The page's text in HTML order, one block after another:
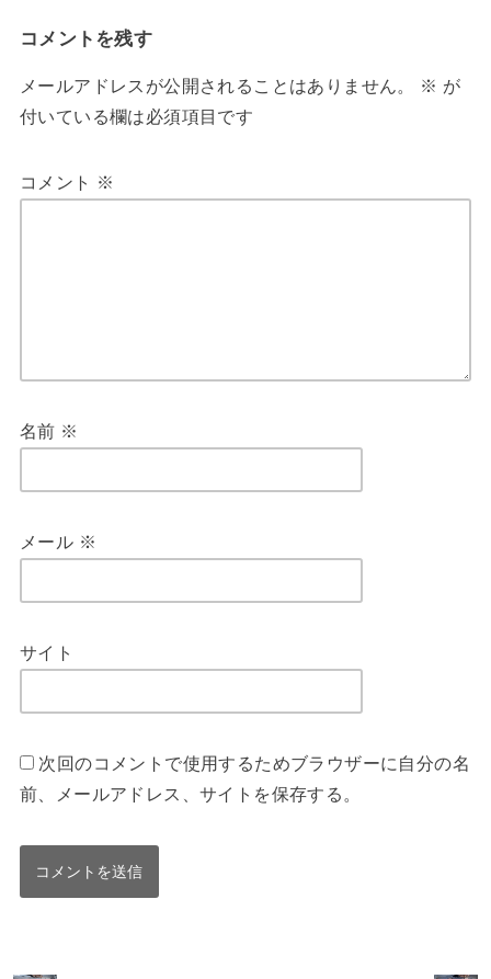
コメントを残す
メールアドレスが公開されることはありません。 ※ が
付いている欄は必須項目です
コメント ※
名前 ※
メール ※
サイト
次回のコメントで使用するためブラウザーに自分の名
前、メールアドレス、サイトを保存する。